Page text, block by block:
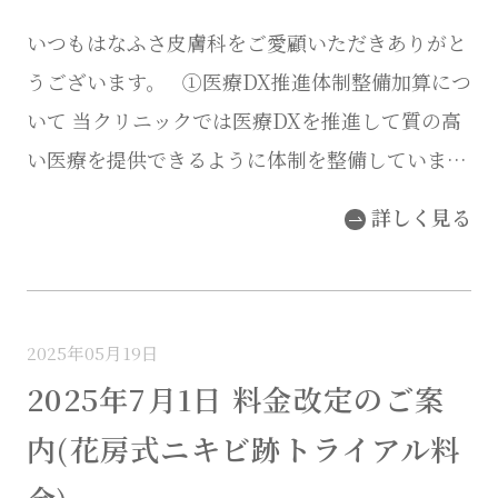
いつもはなふさ皮膚科をご愛顧いただきありがと
うございます。 ①医療DX推進体制整備加算につ
いて 当クリニックでは医療DXを推進して質の高
い医療を提供できるように体制を整備していま
詳しく見る
2025年05月19日
2025年7月1日 料金改定のご案
内(花房式ニキビ跡トライアル料